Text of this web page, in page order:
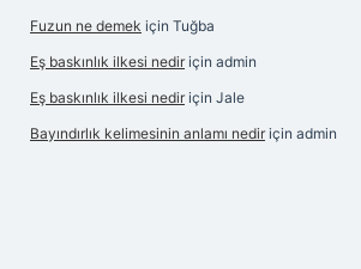
Fuzun ne demek için Tuğba
Eş baskınlık ilkesi nedir için admin
Eş baskınlık ilkesi nedir için Jale
Bayındırlık kelimesinin anlamı nedir için admin